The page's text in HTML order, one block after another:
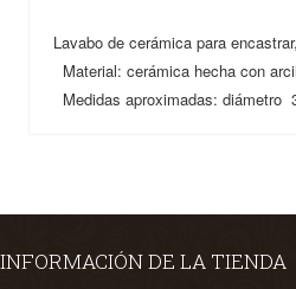
Lavabo de cerámica para
Material: cerámica hecha con
Medidas aproximadas: diámetro
INFORMACIÓN DE LA TIENDA